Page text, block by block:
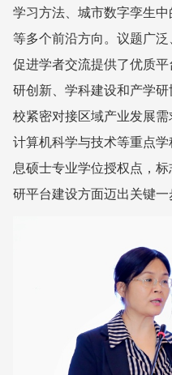
学习方法、城市数字孪生
等多个前沿方向。议题广泛
促进学者交流提供了优质
研创新、学科建设和产学
校紧密对接区域产业发展需
计算机科学与技术等重点
息硕士专业学位授权点，
研平台建设方面迈出关键一